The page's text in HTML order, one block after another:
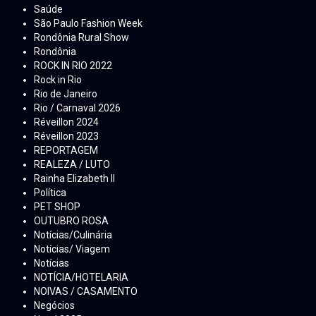
Saúde
São Paulo Fashion Week
Rondônia Rural Show
Rondônia
ROCK IN RIO 2022
Rock in Rio
Rio de Janeiro
Rio / Carnaval 2026
Réveillon 2024
Réveillon 2023
REPORTAGEM
REALEZA / LUTO
Rainha Elizabeth ll
Política
PET SHOP
OUTUBRO ROSA
Notícias/Culinária
Notícias/ Viagem
Notícias
NOTÍCIA/HOTELARIA
NOIVAS / CASAMENTO
Negócios